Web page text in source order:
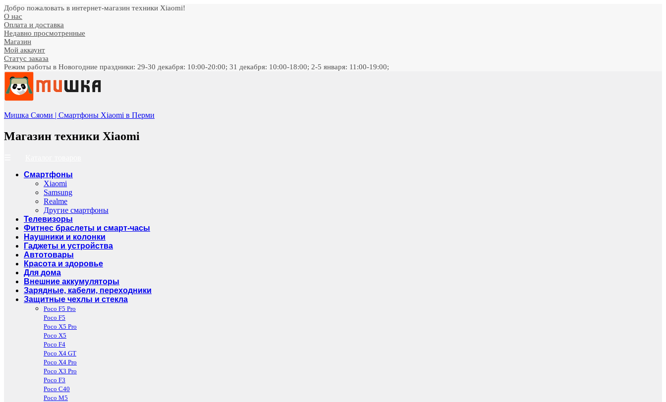
Добро пожаловать в интернет-магазин техники Xiaomi!
О нас
Оплата и доставка
Недавно просмотренные
Магазин
Мой аккаунт
Статус заказа
Режим работы в Новогодние праздники: 29-30 декабря: 10:00-20:00; 31 декабря: 10:00-18:00; 2-5 января: 11:00-19:00;
Мишка Сяоми | Смартфоны Xiaomi в Перми
Магазин техники Xiaomi
Смартфоны
Xiaomi
Samsung
Realme
Другие смартфоны
Телевизоры
Фитнес браслеты и смарт-часы
Наушники и колонки
Гаджеты и устройства
Автотовары
Красота и здоровье
Для дома
Внешние аккумуляторы
Зарядные, кабели, переходники
Защитные чехлы и стекла
Poco F5 Pro
Poco F5
Poco X5 Pro
Poco X5
Poco F4
Poco X4 GT
Poco X4 Pro
Poco X3 Pro
Poco F3
Poco C40
Poco M5